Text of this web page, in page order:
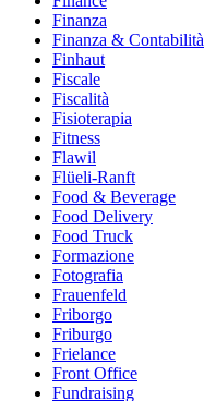
Finanza
Finanza & Contabilità
Finhaut
Fiscale
Fiscalità
Fisioterapia
Fitness
Flawil
Flüeli-Ranft
Food & Beverage
Food Delivery
Food Truck
Formazione
Fotografia
Frauenfeld
Friborgo
Friburgo
Frielance
Front Office
Fundraising